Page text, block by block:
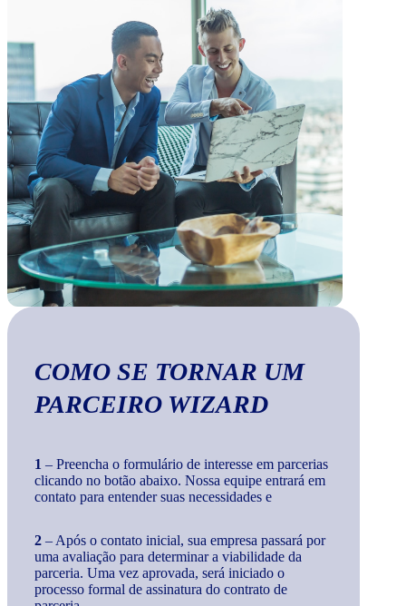
COMO SE TORNAR UM
PARCEIRO WIZARD
1 – Preencha o formulário de interesse em parcerias
clicando no botão abaixo. Nossa equipe entrará em
contato para entender suas necessidades e
2 – Após o contato inicial, sua empresa passará por
uma avaliação para determinar a viabilidade da
parceria. Uma vez aprovada, será iniciado o
processo formal de assinatura do contrato de